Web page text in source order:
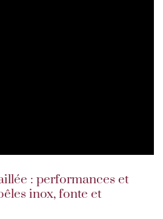
: performances et
inox, fonte et